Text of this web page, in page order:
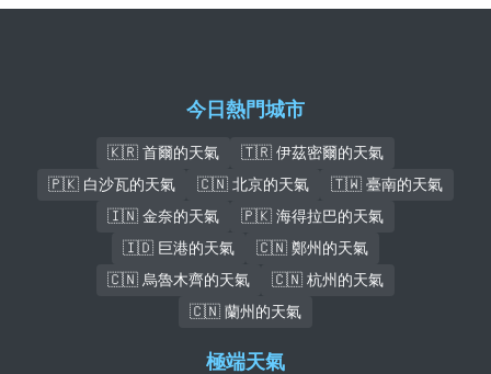
今日熱門城市
🇰🇷 首爾的天氣
🇹🇷 伊茲密爾的天氣
🇵🇰 白沙瓦的天氣
🇨🇳 北京的天氣
🇹🇼 臺南的天氣
🇮🇳 金奈的天氣
🇵🇰 海得拉巴的天氣
🇮🇩 巨港的天氣
🇨🇳 鄭州的天氣
🇨🇳 烏魯木齊的天氣
🇨🇳 杭州的天氣
🇨🇳 蘭州的天氣
極端天氣